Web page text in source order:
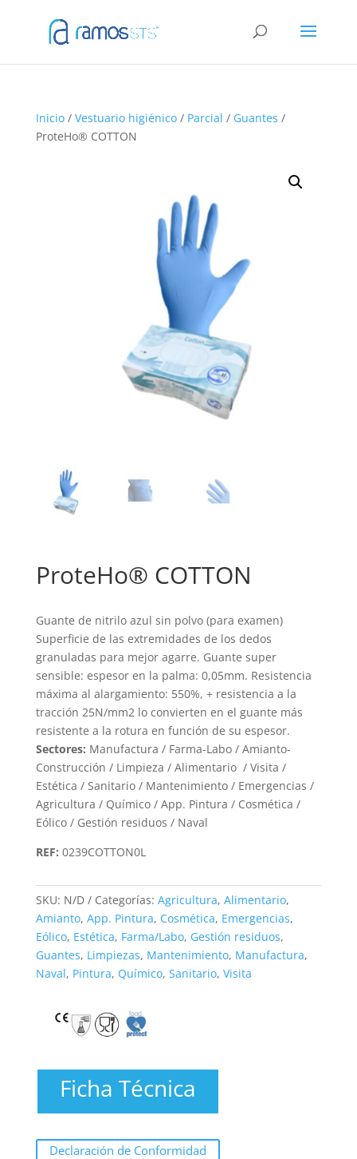
Inicio/ Vestuario higiénico/ Parcial / Guantes /
ProteHo® COTTON
ProteHo® COTTON
Guante de nitrilo azul sin polvo (para examen)
Superficie de las extremidades de los dedos
granuladas para mejor agarre. Guante super
sensible: espesor en la palma: 0,05mm. Resistencia
máxima al alargamiento: 550%, + resistencia a la
tracción 25N/mm2 lo convierten en el guante más
resistente a la rotura en función de su espesor.
Sectores: Manufactura / Farma-Labo / Amianto-
Construcción / Limpieza / Alimentario / Visita /
Estética / Sanitario / Mantenimiento / Emergencias /
Agricultura / Químico / App. Pintura / Cosmética /
Eólico / Gestión residuos / Naval
REF: 0239COTTON0L
SKU: N/D Categorías: Agricultura, Alimentario,
Amianto, App. Pintura, Cosmética, Emergencias,
Eólico, Estética, Farma/Labo, Gestión residuos,
Guantes, Limpiezas, Mantenimiento, Manufactura,
Naval, Pintura, Químico, Sanitario, Visita
Ficha Técnica
Declaración de Conformidad